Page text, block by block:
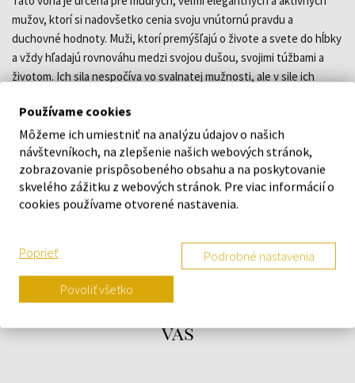
mužov, ktorí si nadovšetko cenia svoju vnútornú pravdu a
duchovné hodnoty. Muži, ktorí premýšľajú o živote a svete do hĺbky
a vždy hľadajú rovnováhu medzi svojou dušou, svojimi túžbami a
životom. Ich sila nespočíva vo svalnatej mužnosti, ale v sile ich
zmyselná a romantická. Tyrkysová farba flakónu evokuje pokoj v
duši, vyrovnanosť a túžbu po vnútornom uspokojení.
DETAILY
Náš výber na mieru presne pre
vás
Používame cookies
Môžeme ich umiestniť na analýzu údajov o našich
návštevníkoch, na zlepšenie našich webových stránok,
zobrazovanie prispôsobeného obsahu a na poskytovanie
skvelého zážitku z webových stránok. Pre viac informácií o
cookies používame otvorené nastavenia.
Poprieť Podrobné nastavenia
Povoliť všetko